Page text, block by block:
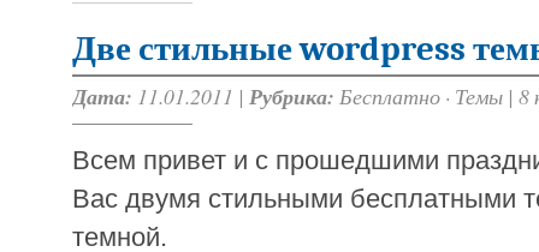
Две стильные wordpress
Дата: 11.01.2011 | Рубрика: Бесплатно · Темы | 8
Всем привет и с прошедшими
Вас двумя стильными бесплатными
темной.